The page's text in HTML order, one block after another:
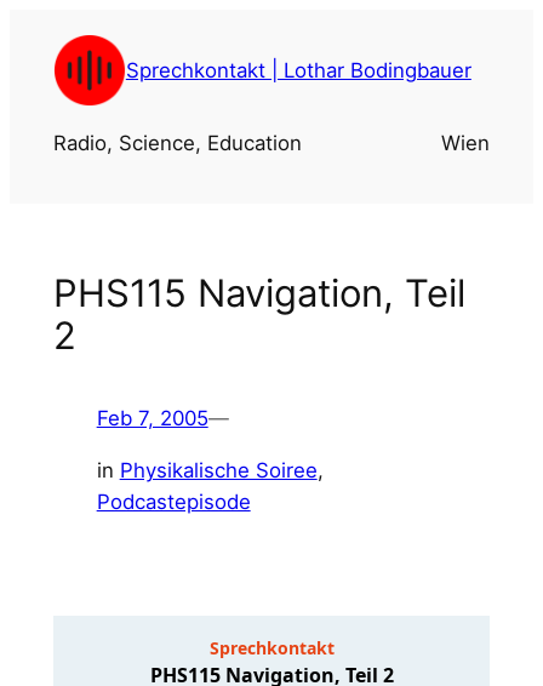
content
Sprechkontakt | Lothar Bodingbauer
Radio, Science, Education Wien
PHS115 Navigation, Teil
2
Feb 7, 2005—
in Physikalische Soiree
Podcastepisode